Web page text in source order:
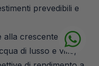
prevedibili e
alla crescente
di lusso e ville,